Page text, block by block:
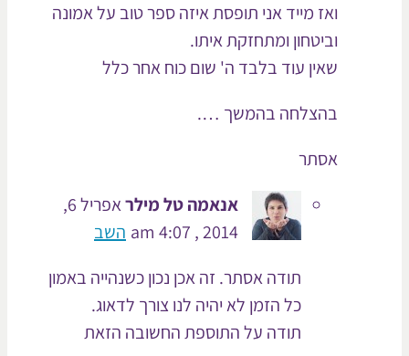
ואז מייד אני תופסת איזה ספר טוב על אמונה
וביטחון ומתחזקת איתו.
שאין עוד בלבד ה' שום כוח אחר כלל
בהצלחה בהמשך ….
אנאמה טל מילר
אפריל 6,
2014 , 4:07 am
השב
תודה אסתר. זה אכן נכון כשנהייה באמון
כל הזמן לא יהיה לנו צורך לדאוג.
תודה על התוספת החשובה הזאת